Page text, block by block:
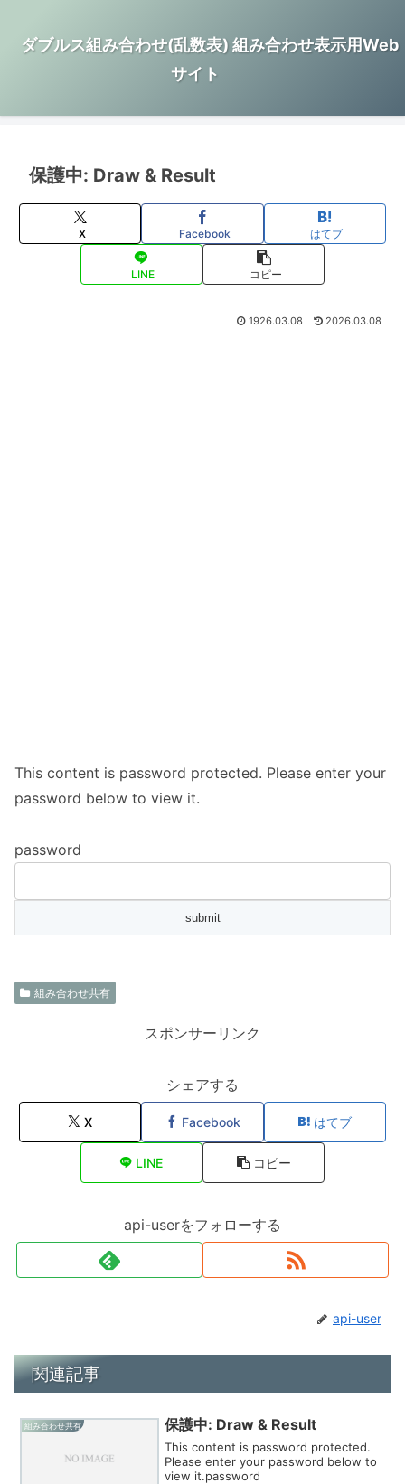
ダブルス組み合わせ(乱数表) 組み合わせ表示用Web
サイト
保護中: Draw & Result
X Facebook はてブ
LINE コピー
1926.03.08 2026.03.08
This content is password protected. Please enter your
password below to view it.
password
組み合わせ共有
スポンサーリンク
シェアする
X Facebook はてブ
LINE コピー
api-userをフォローする
api-user
関連記事
組み合わせ共有 保護中: Draw & Result
This content is password protected.
Please enter your password below to
view it.password